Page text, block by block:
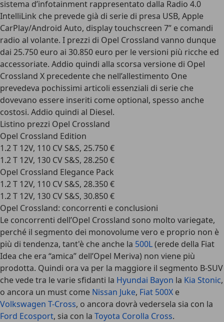
sistema d’infotainment rappresentato dalla Radio 4.0
IntelliLink che prevede già di serie di presa USB, Apple
CarPlay/Android Auto, display touchscreen 7” e comandi
radio al volante. I prezzi di Opel Crossland vanno dunque
dai 25.750 euro ai 30.850 euro per le versioni più ricche ed
accessoriate. Addio quindi alla scorsa versione di Opel
Crossland X precedente che nell’allestimento One
prevedeva pochissimi articoli essenziali di serie che
dovevano essere inseriti come optional, spesso anche
costosi. Addio quindi al Diesel.
Listino prezzi Opel Crossland
Opel Crossland Edition
1.2 T 12V, 110 CV S&S, 25.750 €
1.2 T 12V, 130 CV S&S, 28.250 €
Opel Crossland Elegance Pack
1.2 T 12V, 110 CV S&S, 28.350 €
1.2 T 12V, 130 CV S&S, 30.850 €
Opel Crossland: concorrenti e conclusioni
Le concorrenti dell’Opel Crossland sono molto variegate,
perché il segmento dei monovolume vero e proprio non è
più di tendenza, tant'è che anche la 500L(erede della Fiat
Idea che era “amica” dell’Opel Meriva) non viene più
prodotta. Quindi ora va per la maggiore il segmento B-SUV
che vede tra le varie sfidanti la Hyundai Bayon la Kia Stonic,
o ancora un must come Nissan Juke, Fiat 500X e
Volkswagen T-Cross, o ancora dovrà vedersela sia con la
Ford Ecosport, sia con la Toyota Corolla Cross.